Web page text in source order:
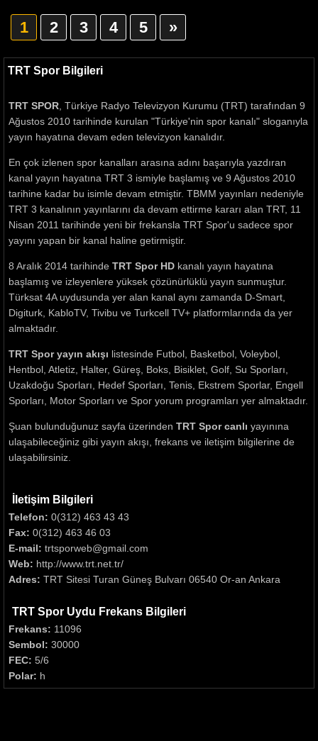
1 2 3 4 5 »
TRT Spor Bilgileri
TRT SPOR , Türkiye Radyo Televizyon Kurumu (TRT) tarafından 9
Ağustos 2010 tarihinde kurulan "Türkiye'nin spor kanalı" sloganıyla
yayın hayatına devam eden televizyon kanalıdır.
En çok izlenen spor kanalları arasına adını başarıyla yazdıran
kanal yayın hayatına TRT 3 ismiyle başlamış ve 9 Ağustos 2010
tarihine kadar bu isimle devam etmiştir. TBMM yayınları nedeniyle
TRT 3 kanalının yayınlarını da devam ettirme kararı alan TRT, 11
Nisan 2011 tarihinde yeni bir frekansla TRT Spor'u sadece spor
yayını yapan bir kanal haline getirmiştir.
8 Aralık 2014 tarihinde TRT Spor HD kanalı yayın hayatına
başlamış ve izleyenlere yüksek çözünürlüklü yayın sunmuştur.
Türksat 4A uydusunda yer alan kanal aynı zamanda D-Smart,
Digiturk, KabloTV, Tivibu ve Turkcell TV+ platformlarında da yer
almaktadır.
TRT Spor yayın akışı listesinde Futbol, Basketbol, Voleybol,
Hentbol, Atletiz, Halter, Güreş, Boks, Bisiklet, Golf, Su Sporları,
Uzakdoğu Sporları, Hedef Sporları, Tenis, Ekstrem Sporlar, Engell
Sporları, Motor Sporları ve Spor yorum programları yer almaktadır.
Şuan bulunduğunuz sayfa üzerinden TRT Spor canlı yayınına
ulaşabileceğiniz gibi yayın akışı, frekans ve iletişim bilgilerine de
ulaşabilirsiniz.
İletişim Bilgileri
Telefon: 0(312) 463 43 43
Fax: 0(312) 463 46 03
E-mail: trtsporweb@gmail.com
Web: http://www.trt.net.tr/
Adres: TRT Sitesi Turan Güneş Bulvarı 06540 Or-an Ankara
TRT Spor Uydu Frekans Bilgileri
Frekans: 11096
Sembol: 30000
FEC: 5/6
Polar: h